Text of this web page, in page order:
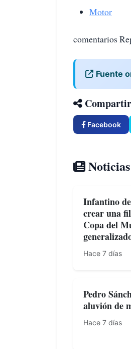
Motor
comentarios
Fuente
Compartir
Facebook
Infantino
crear una
Copa del
Hace 7 días
Pedro
aluvión de
Hace 7 días